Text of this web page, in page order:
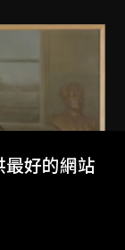
最好的網站